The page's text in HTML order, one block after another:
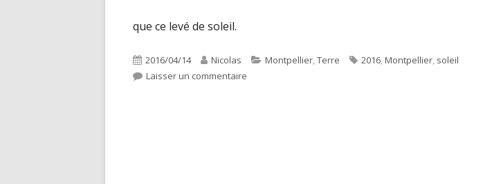
que ce levé de soleil.
Publié
le
2016/04/14 Auteur
Nicolas Catégories
Montpellier,Terre Étiquettes
2016,Montpellier, soleil
Laisser un commentaire